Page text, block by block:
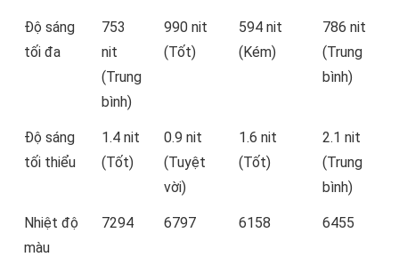
Độ sáng
tối đa
753
nit
(Trung
bình)
990 nit
(Tốt)
594 nit
(Kém)
786 nit
(Trung
bình)
Độ sáng
tối thiểu
1.4 nit
(Tốt)
0.9 nit
(Tuyệt
vời)
1.6 nit
(Tốt)
2.1 nit
(Trung
bình)
Nhiệt độ
màu
7294 6797 6158 6455